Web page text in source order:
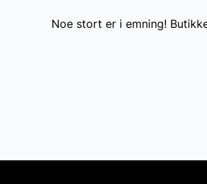
Noe stort er i emning!